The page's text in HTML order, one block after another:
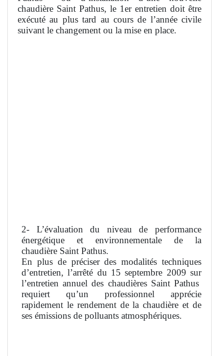
chaudière Saint Pathus, le 1er entretien doit être
exécuté au plus tard au cours de l’année civile
suivant le changement ou la mise en place.
2- L’évaluation du niveau de performance
énergétique et environnementale de la
chaudière Saint Pathus.
En plus de préciser des modalités techniques
d’entretien, l’arrêté du 15 septembre 2009 sur
l’entretien annuel des chaudières Saint Pathus
requiert qu’un professionnel apprécie
rapidement le rendement de la chaudière et de
ses émissions de polluants atmosphériques.